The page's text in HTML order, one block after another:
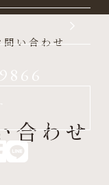
い合わせ
合わせ